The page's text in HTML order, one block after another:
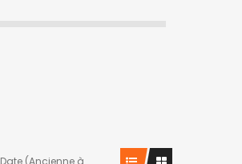
Date (Ancienne à